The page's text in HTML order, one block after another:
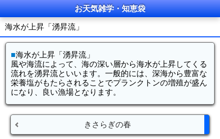
お天気雑学・知恵袋
海水が上昇「湧昇流」
■海水が上昇「湧昇流」
風や海流によって、海の深い層から海水が上昇してくる
流れを湧昇流といいます。一般的には、深海から豊富な
栄養塩がもたらされることでプランクトンの増殖が盛ん
になり、良い漁場となります。
きさらぎの春